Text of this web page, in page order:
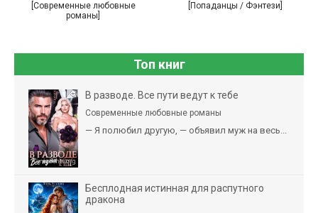
[Современные любовные
романы]
[Попаданцы / Фэнтези]
Топ книг
В разводе. Все пути ведут к тебе
Современные любовные романы
— Я полюбил другую, — объявил муж на весь...
Бесплодная истинная для распутного
дракона